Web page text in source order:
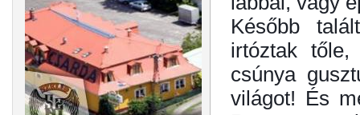
Később
irtóztak
csúnya
világot! És